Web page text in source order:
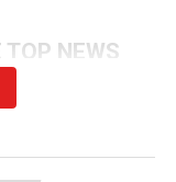
NEWS